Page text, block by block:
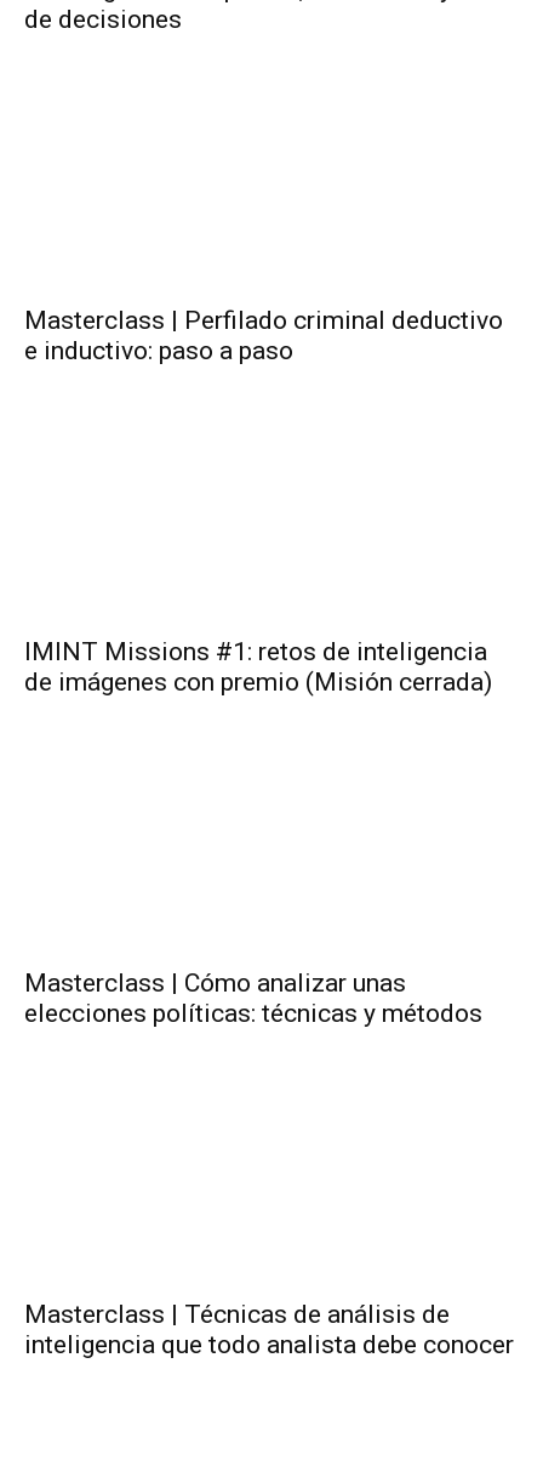
de decisiones
Masterclass | Perfilado criminal deductivo
e inductivo: paso a paso
IMINT Missions #1: retos de inteligencia
de imágenes con premio (Misión cerrada)
Masterclass | Cómo analizar unas
elecciones políticas: técnicas y métodos
Masterclass | Técnicas de análisis de
inteligencia que todo analista debe conocer